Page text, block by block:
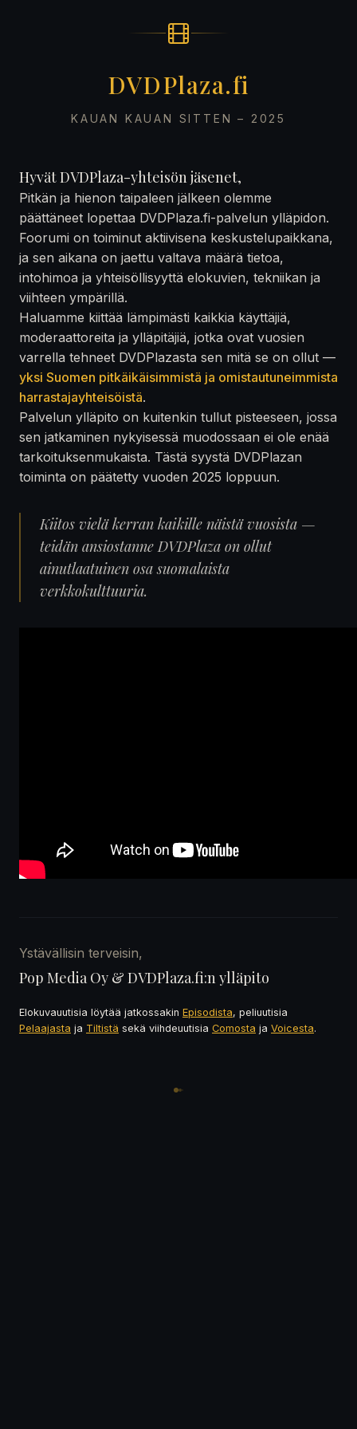
DVDPlaza.fi
KAUAN KAUAN SITTEN – 2025
Hyvät DVDPlaza-yhteisön jäsenet,
Pitkän ja hienon taipaleen jälkeen olemme
päättäneet lopettaa DVDPlaza.fi-palvelun ylläpidon.
Foorumi on toiminut aktiivisena keskustelupaikkana,
ja sen aikana on jaettu valtava määrä tietoa,
intohimoa ja yhteisöllisyyttä elokuvien, tekniikan ja
viihteen ympärillä.
Haluamme kiittää lämpimästi kaikkia käyttäjiä,
moderaattoreita ja ylläpitäjiä, jotka ovat vuosien
varrella tehneet DVDPlazasta sen mitä se on ollut —
yksi Suomen pitkäikäisimmistä ja omistautuneimmista
harrastajayhteisöistä.
Palvelun ylläpito on kuitenkin tullut pisteeseen, jossa
sen jatkaminen nykyisessä muodossaan ei ole enää
tarkoituksenmukaista. Tästä syystä DVDPlazan
toiminta on päätetty vuoden 2025 loppuun.
Kiitos vielä kerran kaikille näistä vuosista —
teidän ansiostanne DVDPlaza on ollut
ainutlaatuinen osa suomalaista
verkkokulttuuria.
Ystävällisin terveisin,
Pop Media Oy & DVDPlaza.fi:n ylläpito
Elokuvauutisia löytää jatkossakin Episodista, peliuutisia
Pelaajasta ja Tiltistä sekä viihdeuutisia Comosta ja Voicesta.